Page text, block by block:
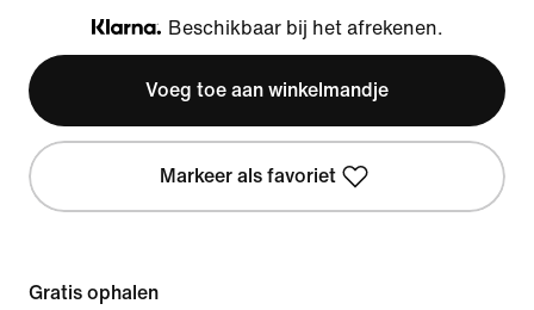
Klarna
Beschikbaar bij het afrekenen.
Voeg toe aan winkelmandje
Markeer als favoriet
Gratis ophalen